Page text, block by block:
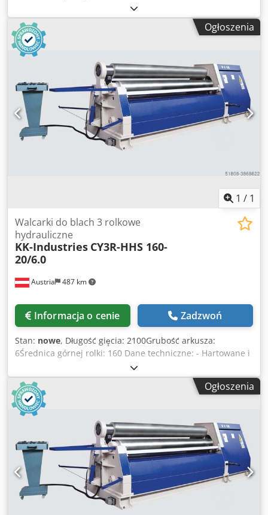
i polerowane rolki - Kompletny korpus wykonany ze stali
ST-52 - Urządzenie do gięcia stożkowego - Wyświetlacz
cyfrowy dla walców bocznych - Przenośny panel sterowania
Crodpjd Ab Tfjfx Apbjf - Rolki są zamontowane z łożyskami
- Górna osłona wału, otwierana i zamykana hydraulicznie
przez panel sterowania. - Wszystkie rolki są napędzane
przez silnik hydrauliczny i przekładnie planetarne - Ruchy
boczne są napędzane hydraulicznie Opcje: - zmienna
prędkość obrotowa EURO 4.682,-- - Stół podawania
materiału na życzenie - Chłodnica oleju EURO 1.040,-- -
Podpora centralna EURO 8.250,-- - Wsporniki boczne EURO
5.700,-- Posiadamy wiele referencji!
Ogłoszenia
1 / 1
Austria 487 km
Walcarki do blach 3 rolkowe
hydrauliczne
KK-Industries CY3R-HHS 160-
20/6.0
Informacja o cenie Zadzwoń
Stan: nowe, Długość gięcia: 2100Grubość arkusza:
6Średnica górnej rolki: 160 Dane techniczne: - Hartowane i
polerowane rolki - Kompletny korpus wykonany ze stali ST-
52 - Urządzenie do gięcia stożkowego - Wyświetlacz
cyfrowy dla walców bocznych - Przenośny panel sterowania
- Rolki są zamontowane z łożyskami - Górna osłona wału,
otwierana i zamykana hydraulicznie za pomocą panelu
sterowania. - Wszystkie rolki są napędzane przez silnik
hydrauliczny i przekładnie planetarne - Ruchy boczne są
napędzane hydraulicznie Codpfjd Ab Trjx Apbjrf Opcje: -
zmienna prędkość obrotowa EURO 4.682,-- - Stół
podawania materiału na życzenie - Chłodnica oleju EURO
1.040,-- - Podpora centralna EURO 8.250,-- - Wsporniki
boczne EURO 4.600,-- Posiadamy wiele referencji!
Ogłoszenia